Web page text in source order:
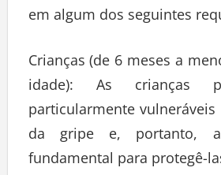
em algum dos seguintes
Crianças (de 6 meses a
idade): As crianças
particularmente
da gripe e, portanto,
fundamental para protegê-